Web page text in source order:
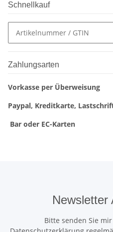
Schnellkauf
Zahlungsarten
Vorkasse per Überweisung
Paypal, Kreditkarte,
Bar oder EC-Karten
Newsletter
Bitte senden Sie